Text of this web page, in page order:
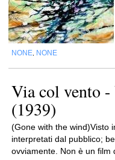
NONE NONE
Via col vento
(1939)
(Gone with the wind)Visto
interpretati dal pubblico;
ovviamente. Non è un film